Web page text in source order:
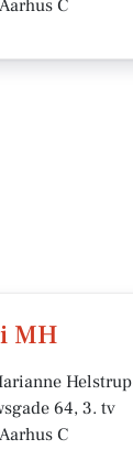
C
MH
Helstrup
64, 3. tv
C